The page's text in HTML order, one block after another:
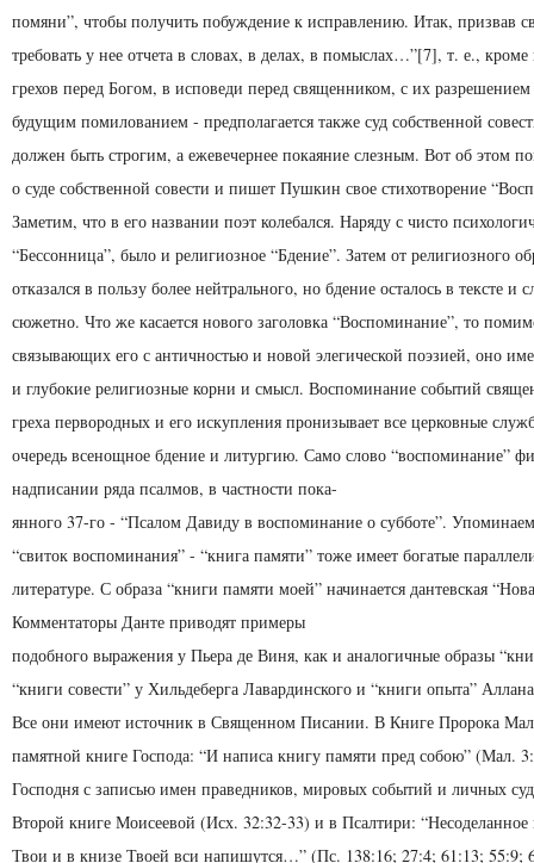
помяни”, чтобы получить побуждение к исправлению. Итак, призвав
требовать у нее отчета в словах, в делах, в помыслах…”[7], т. е., кроме
грехов перед Богом, в исповеди перед священником, с их
будущим помилованием - предполагается также суд собственной
должен быть строгим, а ежевечернее покаяние слезным. Вот об этом
о суде собственной совести и пишет Пушкин свое стихотворение
Заметим, что в его названии поэт колебался. Наряду с чисто
“Бессонница”, было и религиозное “Бдение”. Затем от религиозного
отказался в пользу более нейтрального, но бдение осталось в тексте и
сюжетно. Что же касается нового заголовка “Воспоминание”, то
связывающих его с античностью и новой элегической поэзией, оно
и глубокие религиозные корни и смысл. Воспоминание событий
греха первородных и его искупления пронизывает все церковные
очередь всенощное бдение и литургию. Само слово “воспоминание”
надписании ряда псалмов, в частности пока-
янного 37-го - “Псалом Давиду в воспоминание о субботе”.
“свиток воспоминания” - “книга памяти” тоже имеет богатые
литературе. С образа “книги памяти моей” начинается дантевская
Комментаторы Данте приводят примеры
подобного выражения у Пьера де Виня, как и аналогичные образы
“книги совести” у Хильдеберга Лавардинского и “книги опыта”
Все они имеют источник в Священном Писании. В Книге Пророка
памятной книге Господа: “И написа книгу памяти пред собою” (Мал.
Господня с записью имен праведников, мировых событий и личных
Второй книге Моисеевой (Исх. 32:32-33) и в Псалтири: “Несоделанное
Твои и в книзе Твоей вси напишутся…” (Пс. 138:16; 27:4; 61:13; 55:9;